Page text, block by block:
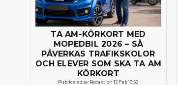
TA AM-KÖRKORT MED
MOPEDBIL 2026 – SÅ
PÅVERKAS TRAFIKSKOLOR
OCH ELEVER SOM SKA TA AM
KÖRKORT
Publicerad av Redaktion 12 Feb 10:52